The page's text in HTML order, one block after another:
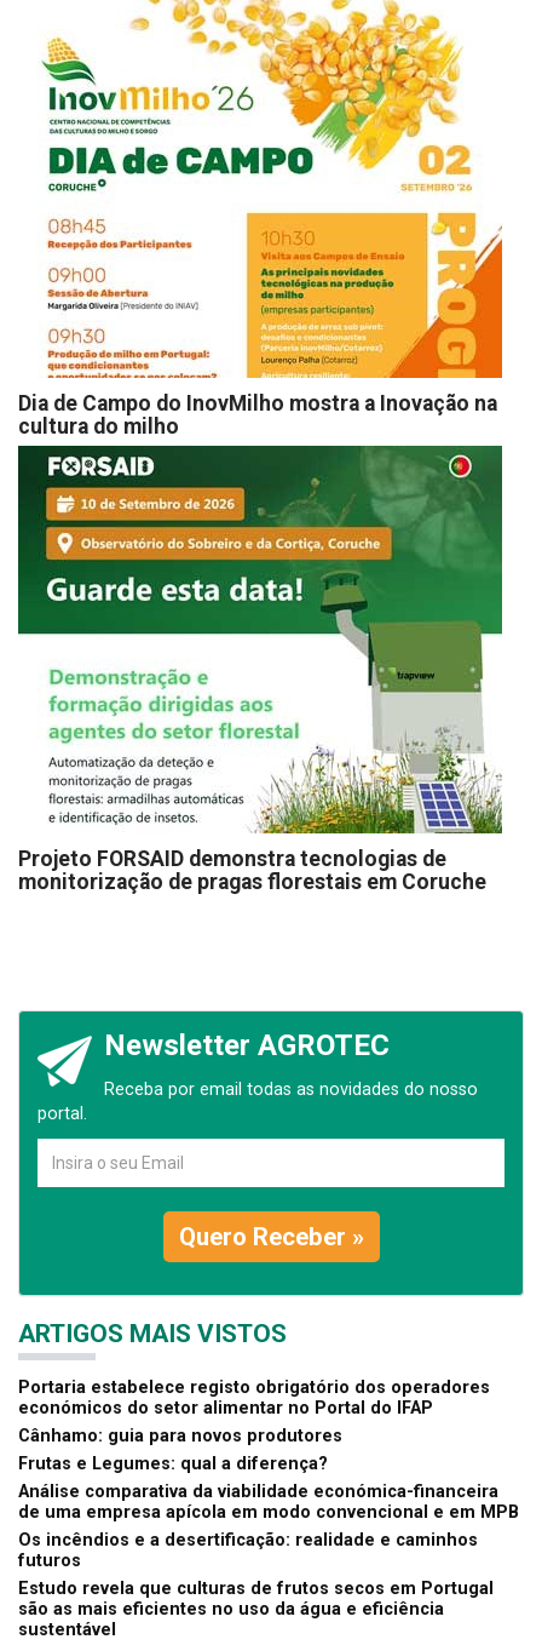
Dia de Campo do InovMilho mostra a Inovação na
cultura do milho
Projeto FORSAID demonstra tecnologias de
monitorização de pragas florestais em Coruche
Newsletter AGROTEC
Receba por email todas as novidades do nosso
portal.
Quero Receber »
ARTIGOS MAIS VISTOS
Portaria estabelece registo obrigatório dos operadores
económicos do setor alimentar no Portal do IFAP
Cânhamo: guia para novos produtores
Frutas e Legumes: qual a diferença?
Análise comparativa da viabilidade económica-financeira
de uma empresa apícola em modo convencional e em MPB
Os incêndios e a desertificação: realidade e caminhos
futuros
Estudo revela que culturas de frutos secos em Portugal
são as mais eficientes no uso da água e eficiência
sustentável